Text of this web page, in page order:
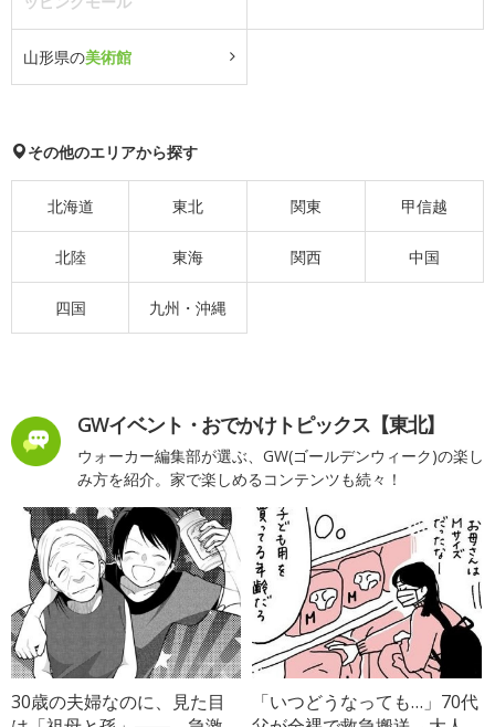
山形県の美術館
その他のエリアから探す
北海道 東北 関東 甲信越
北陸 東海 関西 中国
四国 九州・沖縄
GWイベント・おでかけトピックス【東北】
ウォーカー編集部が選ぶ、GW(ゴールデンウィーク)の楽し
み方を紹介。家で楽しめるコンテンツも続々！
30歳の夫婦なのに、見た目
「いつどうなっても…」70代